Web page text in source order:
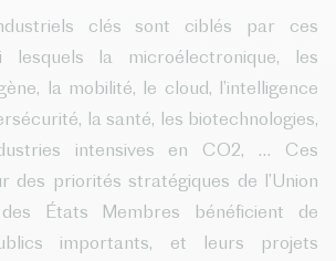
clés sont ciblés par ces
lesquels la microélectronique, les
la mobilité, le cloud, l’intelligence
la santé, les biotechnologies,
intensives en CO2, … Ces
priorités stratégiques de l’Union
États Membres bénéficient de
importants, et leurs projets